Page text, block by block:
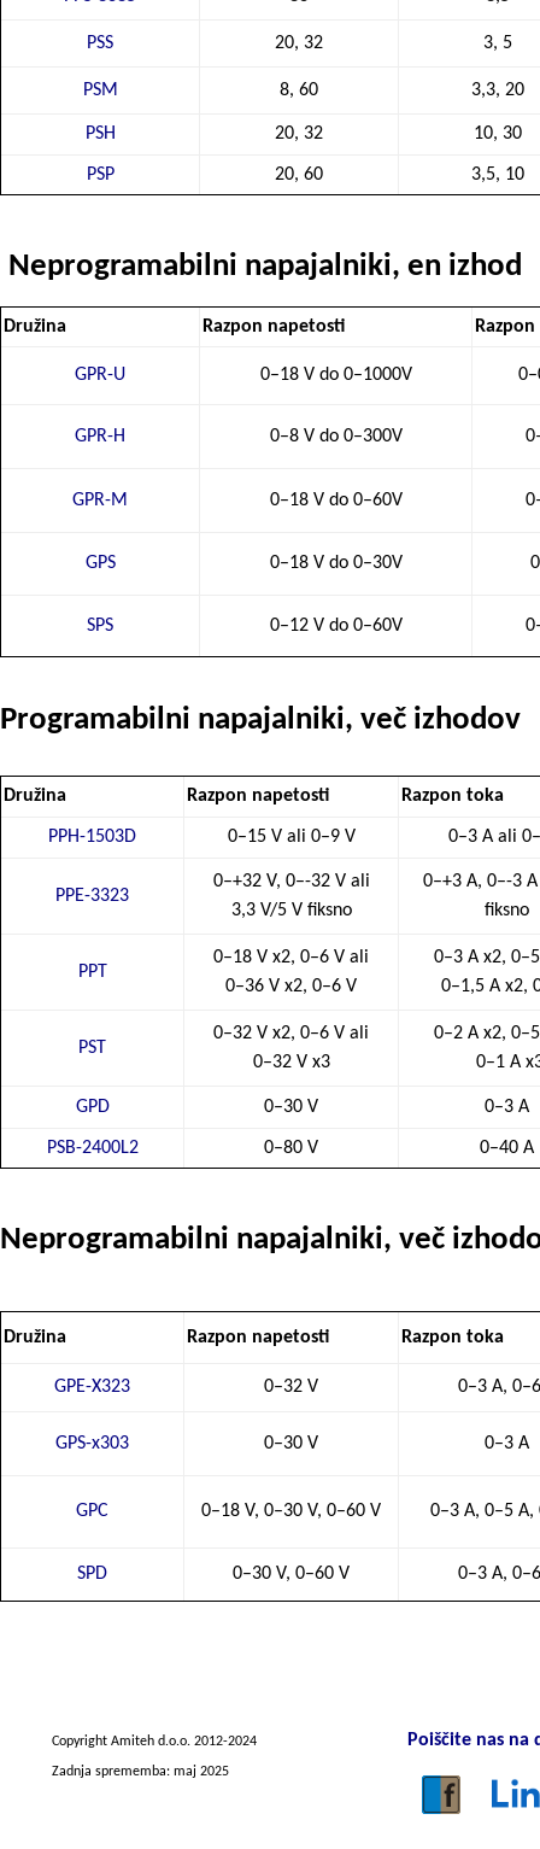
PSS 20, 32 3, 5
PSM 8, 60 3,3, 20
PSH 20, 32 10, 30
PSP 20, 60 3,5, 10
Neprogramabilni napajalniki, en izhod
Družina Razpon napetosti
GPR-U 0–18 V do 0–1000V
GPR-H 0–8 V do 0–300V
GPR-M 0–18 V do 0–60V
GPS 0–18 V do 0–30V
SPS 0–12 V do 0–60V
Programabilni napajalniki, več izhodov
Družina Razpon napetosti Razpon toka
PPH-1503D 0–15 V ali 0–9 V 0–3 A ali
PPE-3323
0–+32 V, 0–-32 V ali
3,3 V/5 V fiksno
0–+3 A, 0–-3
fiksno
PPT
0–18 V x2, 0–6 V ali
0–36 V x2, 0–6 V
0–3 A x2,
0–1,5 A x2,
PST
0–32 V x2, 0–6 V ali
0–32 V x3
0–2 A x2,
0–1 A
GPD 0–30 V 0–3 A
PSB-2400L2 0–80 V 0–40 A
Neprogramabilni napajalniki, več
Družina Razpon napetosti Razpon toka
GPE-X323 0–32 V 0–3 A,
GPS-x303 0–30 V 0–3 A
GPC 0–18 V, 0–30 V, 0–60 V 0–3 A, 0–5 A,
SPD 0–30 V, 0–60 V 0–3 A,
Copyright Amiteh d.o.o. 2012-2024
Zadnja sprememba: maj 2025
Poiščite nas